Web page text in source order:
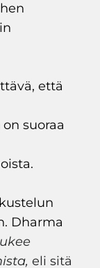
että
suoraa
Dharma
eli sitä